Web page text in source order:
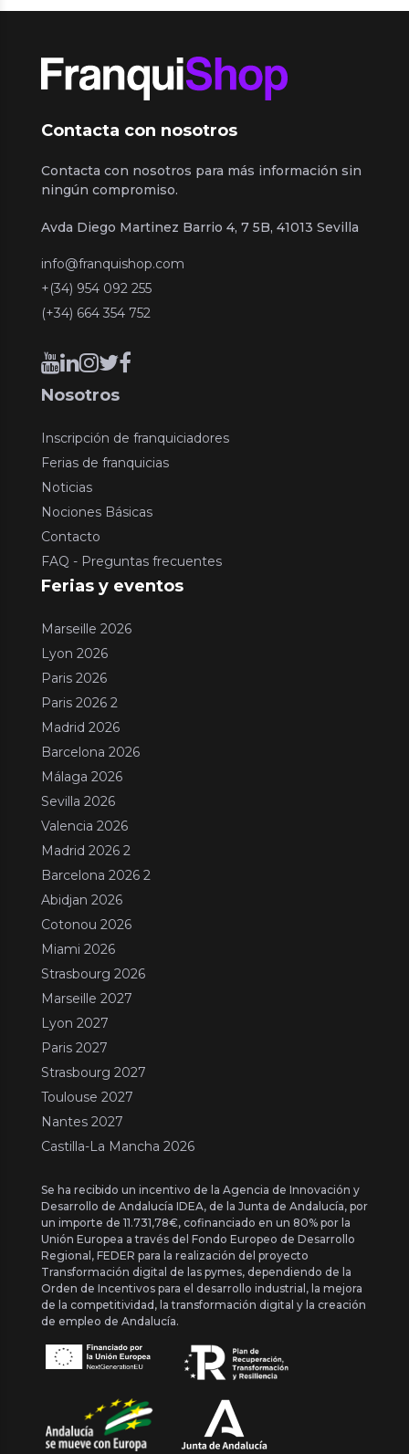
Contacta con nosotros
Contacta con nosotros para más información sin
ningún compromiso.
Avda Diego Martinez Barrio 4, 7 5B, 41013 Sevilla
info@franquishop.com
+(34) 954 092 255
(+34) 664 354 752
Nosotros
Inscripción de franquiciadores
Ferias de franquicias
Noticias
Nociones Básicas
Contacto
FAQ - Preguntas frecuentes
Ferias y eventos
Marseille 2026
Lyon 2026
Paris 2026
Paris 2026 2
Madrid 2026
Barcelona 2026
Málaga 2026
Sevilla 2026
Valencia 2026
Madrid 2026 2
Barcelona 2026 2
Abidjan 2026
Cotonou 2026
Miami 2026
Strasbourg 2026
Marseille 2027
Lyon 2027
Paris 2027
Strasbourg 2027
Toulouse 2027
Nantes 2027
Castilla-La Mancha 2026
Se ha recibido un incentivo de la Agencia de Innovación y
Desarrollo de Andalucía IDEA, de la Junta de Andalucía, por
un importe de 11.731,78€, cofinanciado en un 80% por la
Unión Europea a través del Fondo Europeo de Desarrollo
Regional, FEDER para la realización del proyecto
Transformación digital de las pymes, dependiendo de la
Orden de Incentivos para el desarrollo industrial, la mejora
de la competitividad, la transformación digital y la creación
de empleo de Andalucía.